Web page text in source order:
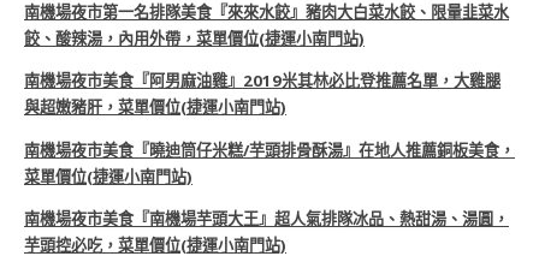
南機場夜市第一名排隊美食『來來水餃』豬肉大白菜水餃、限量韭菜水
餃、酸辣湯，內用外帶，菜單價位(捷運小南門站)
南機場夜市美食『阿男麻油雞』2019米其林必比登推薦名單，大雞腿
與超嫩豬肝，菜單價位(捷運小南門站)
南機場夜市美食『曉迪筒仔米糕/芋頭排骨酥湯』在地人推薦銅板美食，
菜單價位(捷運小南門站)
南機場夜市美食『南機場芋頭大王』超人氣排隊冰品、熱甜湯、湯圓，
芋頭控必吃，菜單價位(捷運小南門站)